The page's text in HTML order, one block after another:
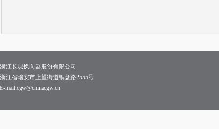
浙江长城换向器股份有限公司
浙江省瑞安市上望街道铜盘路2555号
E-mail:cgw@chinacgw.cn